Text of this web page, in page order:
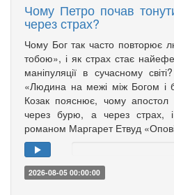
Чому Петро почав
через страх?
Чому Бог так часто повторює
тобою», і як страх стає
маніпуляції в сучасному
«Людина на межі між Богом і
Козак пояснює, чому
через бурю, а через страх,
романом Маргарет Етвуд
2026-08-05 00:00:00